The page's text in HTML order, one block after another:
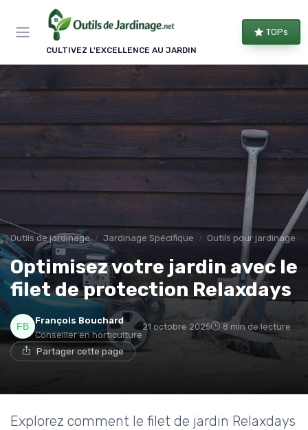
CULTIVEZ L'EXCELLENCE AU JARDIN
TOPs
Outils de jardinage Jardinage Spécifique Outils pour jardinage
Optimisez votre jardin avec le
filet de protection Relaxdays
François Bouchard
Conseiller en horticulture
21 octobre 2025 8 min de lecture
Partager cette page
Explorez comment le filet de jardin Relaxdays
Panneau de gestion des cookies